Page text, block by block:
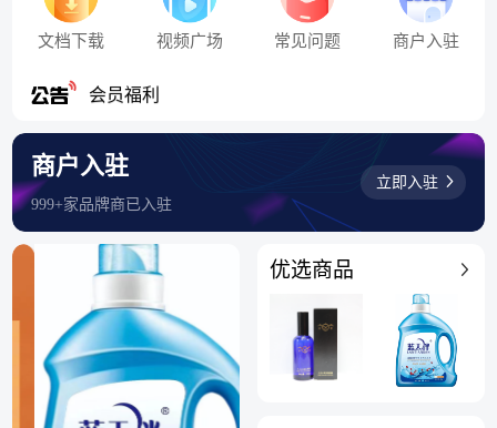
文档下载 视频广场 常见问题 商户入驻
会员福利
商户入驻
999+家品牌商已入驻
立即入驻
优选商品